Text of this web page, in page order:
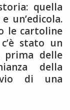
quella
un’edicola.
le cartoline
stato un
prima delle
della
di una